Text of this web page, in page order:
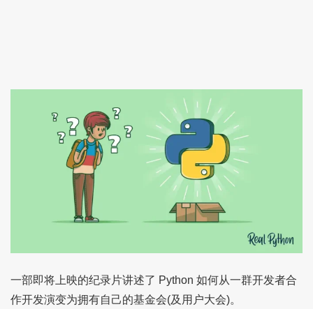
一部即将上映的纪录片讲述了 Python 如何从一群开发者合
作开发演变为拥有自己的基金会(及用户大会)。